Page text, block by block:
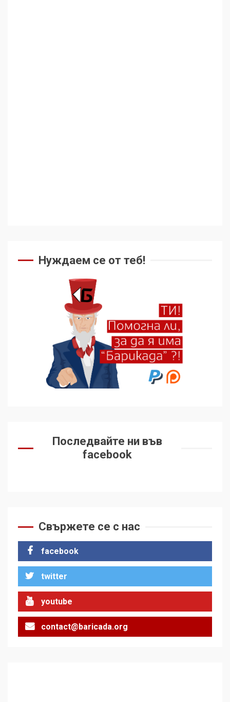
Нуждаем се от теб!
Последвайте ни във
facebook
Свържете се с нас
facebook
twitter
youtube
contact@baricada.org